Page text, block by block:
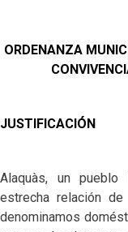
ORDENANZA
JUSTIFICACIÓN
Alaquàs, un pueblo
estrecha relación
denominamos